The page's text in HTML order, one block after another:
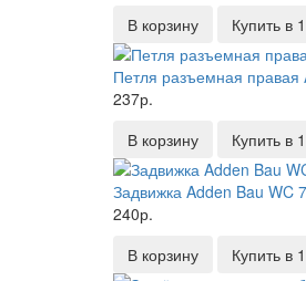
В корзину
Купить в
Петля разъемная правая
237р.
В корзину
Купить в
Задвижка Adden Bau WC
240р.
В корзину
Купить в